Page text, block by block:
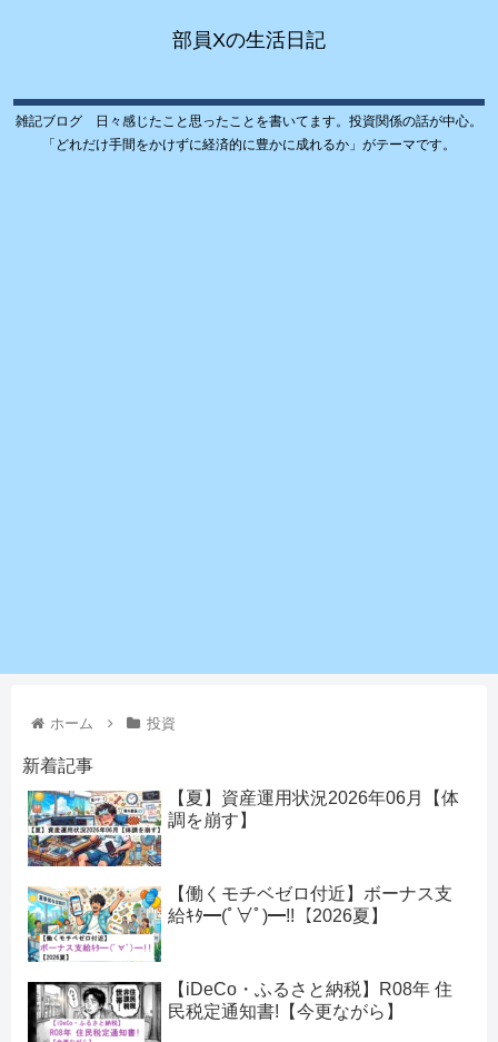
部員Xの生活日記
雑記ブログ 日々感じたこと思ったことを書いてます。投資関係の話が中心。
「どれだけ手間をかけずに経済的に豊かに成れるか」がテーマです。
ホーム 投資
新着記事
【夏】資産運用状況2026年06月【体
調を崩す】
【働くモチベゼロ付近】ボーナス支
給ｷﾀ━(ﾟ∀ﾟ)━!!【2026夏】
【iDeCo・ふるさと納税】R08年 住
民税定通知書!【今更ながら】